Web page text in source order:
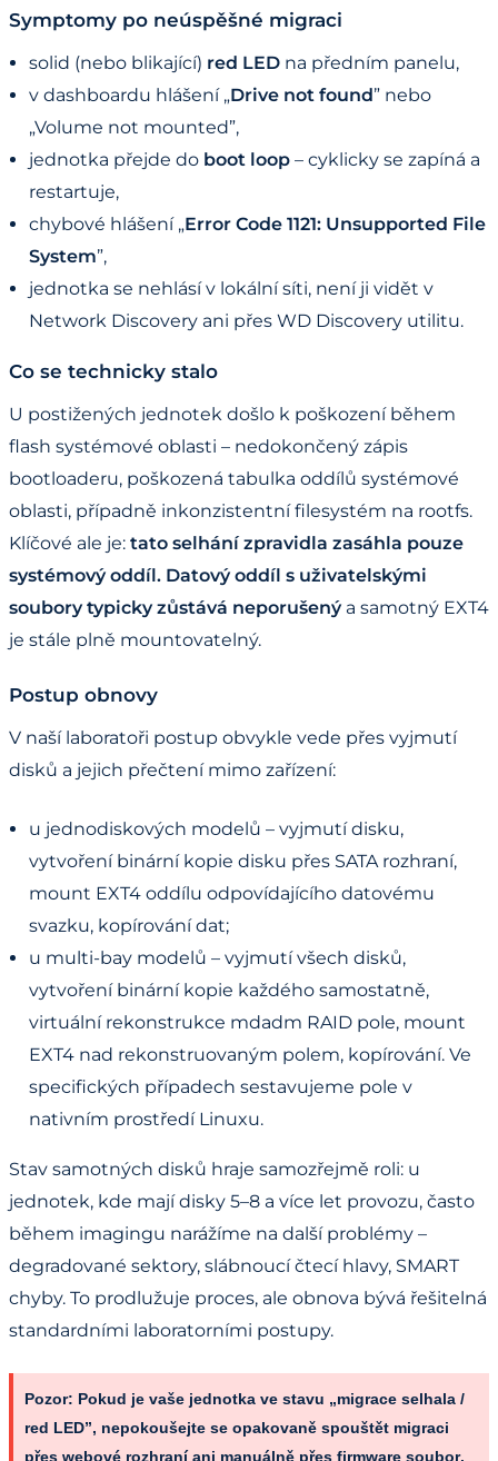
Symptomy po neúspěšné migraci
solid (nebo blikající) red LED na předním panelu,
v dashboardu hlášení „Drive not found” nebo
„Volume not mounted”,
jednotka přejde do boot loop – cyklicky se zapíná a
restartuje,
chybové hlášení „Error Code 1121: Unsupported File
System”,
jednotka se nehlásí v lokální síti, není ji vidět v
Network Discovery ani přes WD Discovery utilitu.
Co se technicky stalo
U postižených jednotek došlo k poškození během
flash systémové oblasti – nedokončený zápis
bootloaderu, poškozená tabulka oddílů systémové
oblasti, případně inkonzistentní filesystém na rootfs.
Klíčové ale je: tato selhání zpravidla zasáhla pouze
systémový oddíl. Datový oddíl s uživatelskými
soubory typicky zůstává neporušenýa samotný EXT4
je stále plně mountovatelný.
Postup obnovy
V naší laboratoři postup obvykle vede přes vyjmutí
disků a jejich přečtení mimo zařízení:
u jednodiskových modelů – vyjmutí disku,
vytvoření binární kopie disku přes SATA rozhraní,
mount EXT4 oddílu odpovídajícího datovému
svazku, kopírování dat;
u multi-bay modelů – vyjmutí všech disků,
vytvoření binární kopie každého samostatně,
virtuální rekonstrukce mdadm RAID pole, mount
EXT4 nad rekonstruovaným polem, kopírování. Ve
specifických případech sestavujeme pole v
nativním prostředí Linuxu.
Stav samotných disků hraje samozřejmě roli: u
jednotek, kde mají disky 5–8 a více let provozu, často
během imagingu narážíme na další problémy –
degradované sektory, slábnoucí čtecí hlavy, SMART
chyby. To prodlužuje proces, ale obnova bývá řešitelná
standardními laboratorními postupy.
Pozor: Pokud je vaše jednotka ve stavu „migrace selhala /
red LED”, nepokoušejte se opakovaně spouštět migraci
přes webové rozhraní ani manuálně přes firmware soubor.